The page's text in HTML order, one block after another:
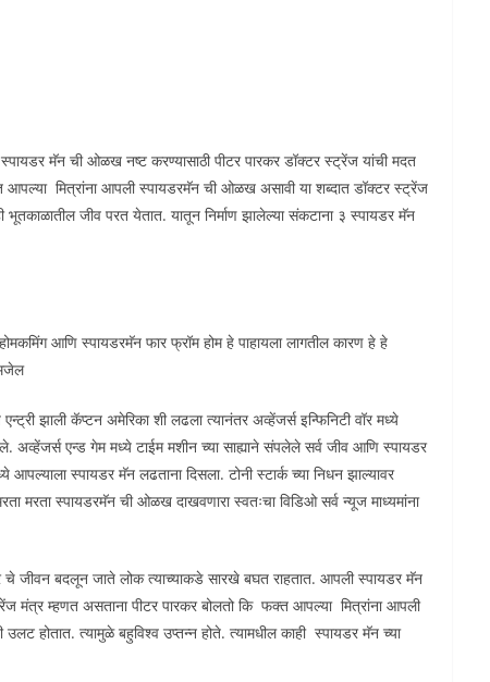
मॅन ची ओळख नष्ट करण्यासाठी पीटर पारकर डॉक्टर स्ट्रेंज यांची मदत
मित्रांना आपली स्पायडरमॅन ची ओळख असावी या शब्दात डॉक्टर स्ट्रेंज
भूतकाळातील जीव परत येतात. यातून निर्माण झालेल्या संकटाना ३ स्पायडर मॅन
आणि स्पायडरमॅन फार फ्रॉम होम हे पाहायला लागतील कारण हे हे
झाली कॅप्टन अमेरिका शी लढला त्यानंतर अव्हेंजर्स इन्फिनिटी वॉर मध्ये
अव्हेंजर्स एन्ड गेम मध्ये टाईम मशीन च्या साह्याने संपलेले सर्व जीव आणि स्पायडर
स्पायडर मॅन लढताना दिसला. टोनी स्टार्क च्या निधन झाल्यावर
मरता स्पायडरमॅन ची ओळख दाखवणारा स्वतःचा विडिओ सर्व न्यूज माध्यमांना
जीवन बदलून जाते लोक त्याच्याकडे सारखे बघत राहतात. आपली स्पायडर मॅन
मंत्र म्हणत असताना पीटर पारकर बोलतो कि फक्त आपल्या मित्रांना आपली
होतात. त्यामुळे बहुविश्व उप्तन्न होते. त्यामधील काही स्पायडर मॅन च्या